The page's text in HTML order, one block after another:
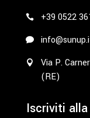
+39 0522
Via P.
(RE)
Iscriviti